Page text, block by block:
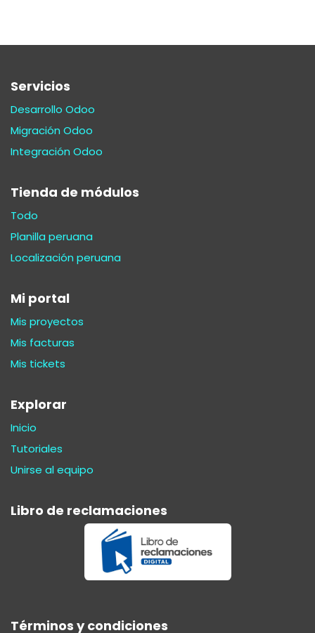
Servicios
Desarrollo Odoo
Migración Odoo
Integración Odoo
Tienda de módulos
Todo
Planilla peruana
Localización peruana
Mi portal
Mis proyectos
Mis facturas
Mis tickets
Explorar
Inicio
Tutoriales
Unirse al equipo
Libro de reclamaciones
Términos y condiciones